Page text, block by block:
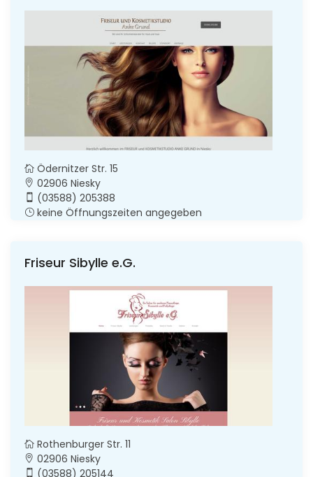
Ödernitzer Str. 15
02906 Niesky
(03588) 205388
keine Öffnungszeiten angegeben
Friseur Sibylle e.G.
Rothenburger Str. 11
02906 Niesky
(03588) 205144